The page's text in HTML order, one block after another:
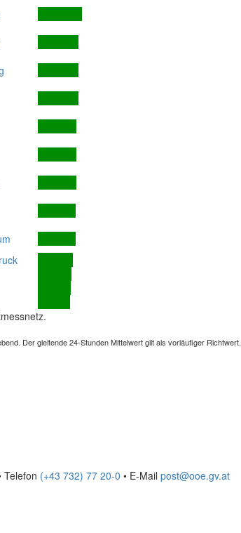
Der gleitende 24-Stunden Mittelwert gilt als vorläufiger Richtwert.
Telefon (+43 732) 77 20-0 • E-Mail post@ooe.gv.at